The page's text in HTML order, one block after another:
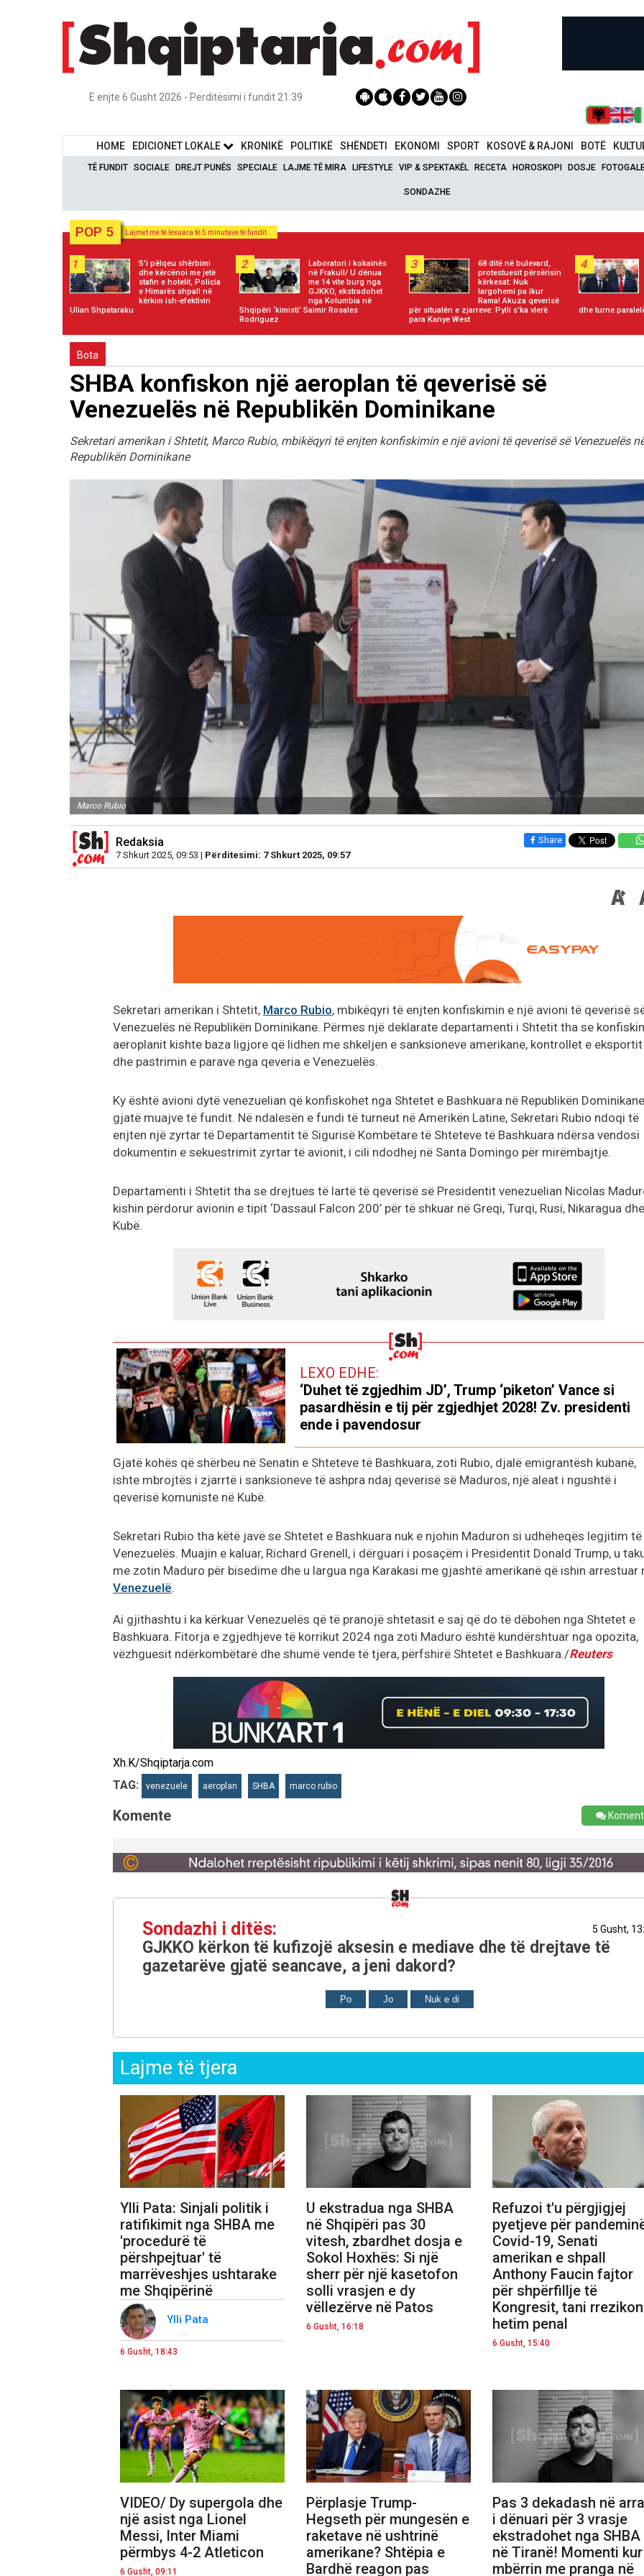
E enjte 6 Gusht 2026 - Përditësimi i fundit 21:39
HOME EDICIONET LOKALE KRONIKË POLITIKË SHËNDETI EKONOMI SPORT KOSOVË & RAJONI BOTË
TË FUNDIT SOCIALE DREJT PUNËS SPECIALE LAJME TË MIRA LIFESTYLE VIP & SPEKTAKËL RECETA HOROSKOPI DOSJE
SONDAZHE
POP 5 Lajmet më të lexuara të 5 minutave të fundit
1
S'i pëlqeu shërbimi
dhe kërcënoi me jetë
stafin e hotelit, Policia
e Himarës shpall në
kërkim ish-efektivin
Ulian Shpataraku
2
Laboratori i kokainës
në Frakull/ U dënua
me 14 vite burg nga
GJKKO, ekstradohet
nga Kolumbia në
Shqipëri ‘kimisti’ Saimir Rosales
Rodriguez
3
68 ditë në bulevard,
protestuesit përsërisin
kërkesat: Nuk
largohemi pa ikur
Rama! Akuza qeverisë
për situatën e zjarreve: Pylli s'ka vlerë
para Kanye West
4
dhe turne
Bota
SHBA konfiskon një aeroplan të qeverisë së
Venezuelës në Republikën Dominikane
Sekretari amerikan i Shtetit, Marco Rubio, mbikëqyri të enjten konfiskimin e një avioni të qeverisë së Venezuelës
Republikën Dominikane
Marco Rubio
Redaksia
7 Shkurt 2025, 09:53 | Përditesimi: 7 Shkurt 2025, 09:57
Share
Sekretari amerikan i Shtetit, Marco Rubio, mbikëqyri të enjten konfiskimin e një avioni të qeverisë
Venezuelës në Republikën Dominikane. Përmes një deklarate departamenti i Shtetit tha se
aeroplanit kishte baza ligjore që lidhen me shkeljen e sanksioneve amerikane, kontrollet e eksportit
dhe pastrimin e parave nga qeveria e Venezuelës.
Ky është avioni dytë venezuelian që konfiskohet nga Shtetet e Bashkuara në Republikën Dominikane
gjatë muajve të fundit. Në ndalesën e fundi të turneut në Amerikën Latine, Sekretari Rubio ndoqi të
enjten një zyrtar të Departamentit të Sigurisë Kombëtare të Shteteve të Bashkuara ndërsa vendosi
dokumentin e sekuestrimit zyrtar të avionit, i cili ndodhej në Santa Domingo për mirëmbajtje.
Departamenti i Shtetit tha se drejtues të lartë të qeverisë së Presidentit venezuelian Nicolas
kishin përdorur avionin e tipit ‘Dassaul Falcon 200’ për të shkuar në Greqi, Turqi, Rusi, Nikaragua dhe
Kubë.
LEXO EDHE:
‘Duhet të zgjedhim JD’, Trump ‘piketon’ Vance si
pasardhësin e tij për zgjedhjet 2028! Zv. presidenti
ende i pavendosur
Gjatë kohës që shërbeu në Senatin e Shteteve të Bashkuara, zoti Rubio, djalë emigrantësh kubanë,
ishte mbrojtës i zjarrtë i sanksioneve të ashpra ndaj qeverisë së Maduros, një aleat i ngushtë i
qeverisë komuniste në Kubë.
Sekretari Rubio tha këtë javë se Shtetet e Bashkuara nuk e njohin Maduron si udhëheqës legjitim të
Venezuelës. Muajin e kaluar, Richard Grenell, i dërguari i posaçëm i Presidentit Donald Trump, u
me zotin Maduro për bisedime dhe u largua nga Karakasi me gjashtë amerikanë që ishin arrestuar
Venezuelë.
Ai gjithashtu i ka kërkuar Venezuelës që të pranojë shtetasit e saj që do të dëbohen nga Shtetet e
Bashkuara. Fitorja e zgjedhjeve të korrikut 2024 nga zoti Maduro është kundërshtuar nga opozita,
vëzhguesit ndërkombëtarë dhe shumë vende të tjera, përfshirë Shtetet e Bashkuara./Reuters
Xh.K/Shqiptarja.com
TAG:
venezuele aeroplan SHBA marco rubio
Komente
Sondazhi i ditës: 5 Gusht,
GJKKO kërkon të kufizojë aksesin e mediave dhe të drejtave të
gazetarëve gjatë seancave, a jeni dakord?
Po Jo Nuk e di
Lajme të tjera
Ylli Pata: Sinjali politik i
ratifikimit nga SHBA me
'procedurë të
përshpejtuar' të
marrëveshjes ushtarake
me Shqipërinë
Ylli Pata
6 Gusht, 18:43
U ekstradua nga SHBA
në Shqipëri pas 30
vitesh, zbardhet dosja e
Sokol Hoxhës: Si një
sherr për një kasetofon
solli vrasjen e dy
vëllezërve në Patos
6 Gusht, 16:18
Refuzoi t'u përgjigjej
pyetjeve për
Covid-19, Senati
amerikan e shpall
Anthony Faucin fajtor
për shpërfillje të
Kongresit, tani rrezikon
hetim penal
6 Gusht, 15:40
VIDEO/ Dy supergola dhe
një asist nga Lionel
Messi, Inter Miami
përmbys 4-2 Atleticon
6 Gusht, 09:11
Përplasje Trump-
Hegseth për mungesën e
raketave në ushtrinë
amerikane? Shtëpia e
Bardhë reagon pas
Pas 3 dekadash në
i dënuari për 3 vrasje
ekstradohet nga SHBA
në Tiranë! Momenti kur
mbërrin me pranga në